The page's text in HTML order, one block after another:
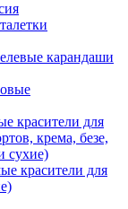
карандаши
красители для
крема, безе,
сухие)
красители для